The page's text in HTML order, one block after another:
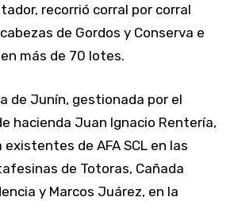
recorrió corral por corral
de Gordos y Conserva e
más de 70 lotes.
de Junín, gestionada por el
hacienda Juan Ignacio Rentería,
existentes de AFA SCL en las
de Totoras, Cañada
y Marcos Juárez, en la